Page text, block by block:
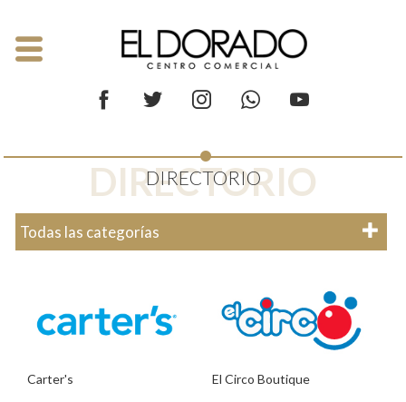
DIRECTORIO
DIRECTORIO
Todas las categorías
Carter's El Circo Boutique